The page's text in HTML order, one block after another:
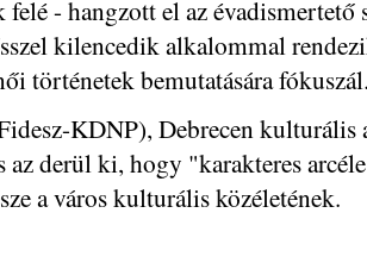
- hangzott el az évadismertető
kilencedik alkalommal
történetek bemutatására
KDNP), Debrecen kulturális
derül ki, hogy "karakteres
a város kulturális közéletének.